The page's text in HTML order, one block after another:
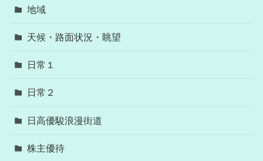
地域
天候・路面状況・眺望
日常１
日常２
日高優駿浪漫街道
株主優待